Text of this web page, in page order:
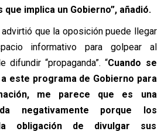
implica un Gobierno”, añadió.
que la oposición puede llegar
informativo para golpear al
difundir “propaganda”. “Cuando se
este programa de Gobierno para
me parece que es una
negativamente
porque los
obligación de divulgar sus